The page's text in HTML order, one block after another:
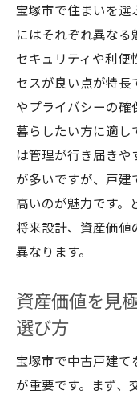
方
宝塚市の
さを考慮
中古戸建
認
子育て世代へ
宝塚市中
るポイント
する方法
中古マン
事情
宝塚市で住まいを選
にはそれぞれ異なる
セキュリティや利便
セスが良い点が特長
やプライバシーの確
暮らしたい方に適し
は管理が行き届きや
が多いですが、戸建
高いのが魅力です。
将来設計、資産価値
異なります。
資産価値を見
選び方
宝塚市で中古戸建て
が重要です。まず、